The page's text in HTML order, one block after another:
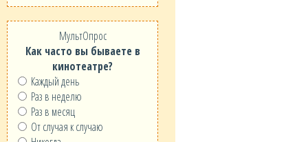
МультОпрос
Как часто вы бываете в
кинотеатре?
Каждый день
Раз в неделю
Раз в месяц
От случая к случаю